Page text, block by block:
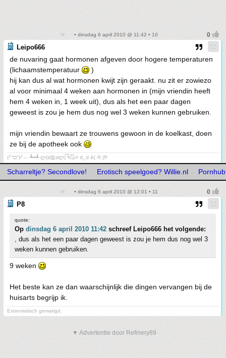
• dinsdag 6 april 2010 @ 11:42 • 10
Leipo666
de nuvaring gaat hormonen afgeven door hogere temperaturen
(lichaamstemperatuur
)
hij kan dus al wat hormonen kwijt zijn geraakt. nu zit er zowiezo
al voor minimaal 4 weken aan hormonen in (mijn vriendin heeft
hem 4 weken in, 1 week uit), dus als het een paar dagen
geweest is zou je hem dus nog wel 3 weken kunnen gebruiken.
mijn vriendin bewaart ze trouwens gewoon in de koelkast, doen
ze bij de apotheek ook
(╯°□°)╯︵ ┻━┻ ლ(ಠ益ಠლ) ٩͡๏̯͡๏۶ ಠ_ಠ ᕕ( ᐛ )ᕗ
Scharreltje? Secondlove! Erotisch speelgoed? Willie.nl
• dinsdag 6 april 2010 @ 12:01 • 11
P8
quote:
Op dinsdag 6 april 2010 11:42 schreef Leipo666 het volgende:
, dus als het een paar dagen geweest is zou je hem dus nog wel 3
weken kunnen gebruiken.
9 weken
Het beste kan ze dan waarschijnlijk die dingen vervangen bij de
huisarts begrijp ik.
Extremistisch gematigd.
▼ Advertentie door Refinery89